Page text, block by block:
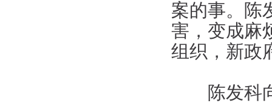
案的事。陈
害，变成麻
组织，新政
陈发科向